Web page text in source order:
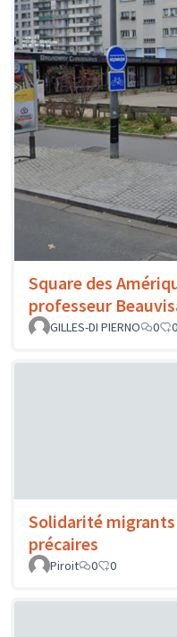
Square des
professeur
GILLES-DI PIERNO
0 0
Solidarité
précaires
Piroit
0 0